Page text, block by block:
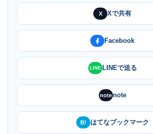
X Xで共有
Facebook
LINE LINEで送る
notenote
B! はてなブックマーク